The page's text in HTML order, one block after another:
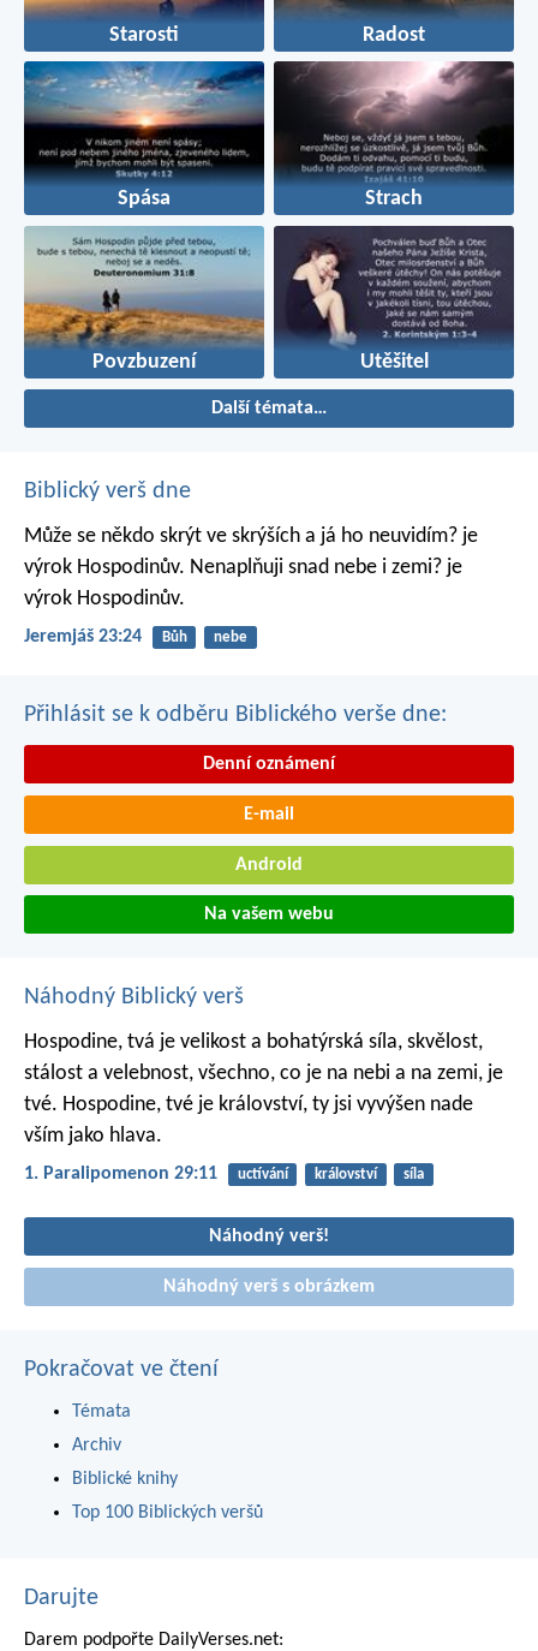
Starosti Radost
Spása Strach
Povzbuzení Utěšitel
Další témata…
Biblický verš dne
Může se někdo skrýt ve skrýších a já ho neuvidím? je
výrok Hospodinův. Nenaplňuji snad nebe i zemi? je
výrok Hospodinův.
Jeremjáš 23:24 Bůh nebe
Přihlásit se k odběru Biblického verše dne:
Denní oznámení
E-mail
Android
Na vašem webu
Náhodný Biblický verš
Hospodine, tvá je velikost a bohatýrská síla, skvělost,
stálost a velebnost, všechno, co je na nebi a na zemi, je
tvé. Hospodine, tvé je království, ty jsi vyvýšen nade
vším jako hlava.
1. Paralipomenon 29:11 uctívání království síla
Náhodný verš!
Náhodný verš s obrázkem
Pokračovat ve čtení
Témata
Archiv
Biblické knihy
Top 100 Biblických veršů
Darujte
Darem podpořte DailyVerses.net: